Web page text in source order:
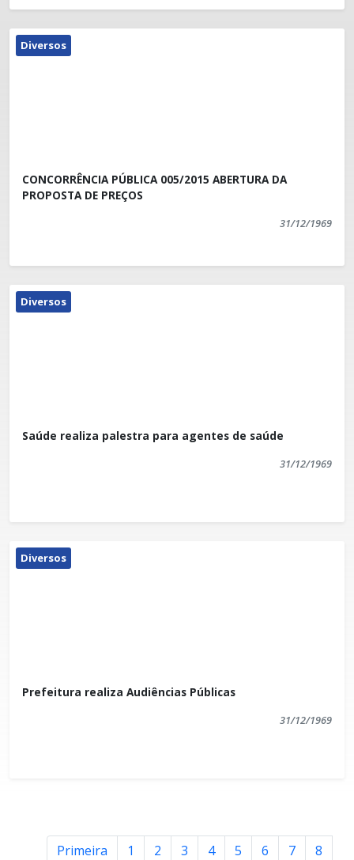
Diversos
CONCORRÊNCIA PÚBLICA 005/2015 ABERTURA DA
PROPOSTA DE PREÇOS
31/12/1969
Diversos
Saúde realiza palestra para agentes de saúde
31/12/1969
Diversos
Prefeitura realiza Audiências Públicas
31/12/1969
Primeira 1 2 3 4 5 6 7
8